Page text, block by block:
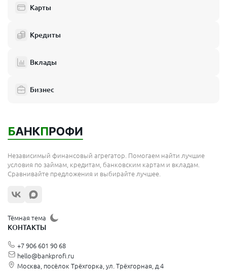
Карты
Кредиты
Вклады
Бизнес
Независимый финансовый агрегатор. Помогаем найти лучшие
условия по займам, кредитам, банковским картам и вкладам.
Сравнивайте предложения и выбирайте лучшее.
Тёмная тема
КОНТАКТЫ
+7 906 601 90 68
hello@bankprofi.ru
Москва, посёлок Трёхгорка, ул. Трёхгорная, д.4